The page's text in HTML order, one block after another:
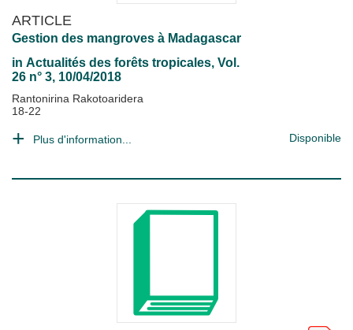
ARTICLE
Gestion des mangroves à Madagascar
in Actualités des forêts tropicales, Vol.
26 n° 3, 10/04/2018
Rantonirina Rakotoaridera
18-22
Plus d'information... Disponible